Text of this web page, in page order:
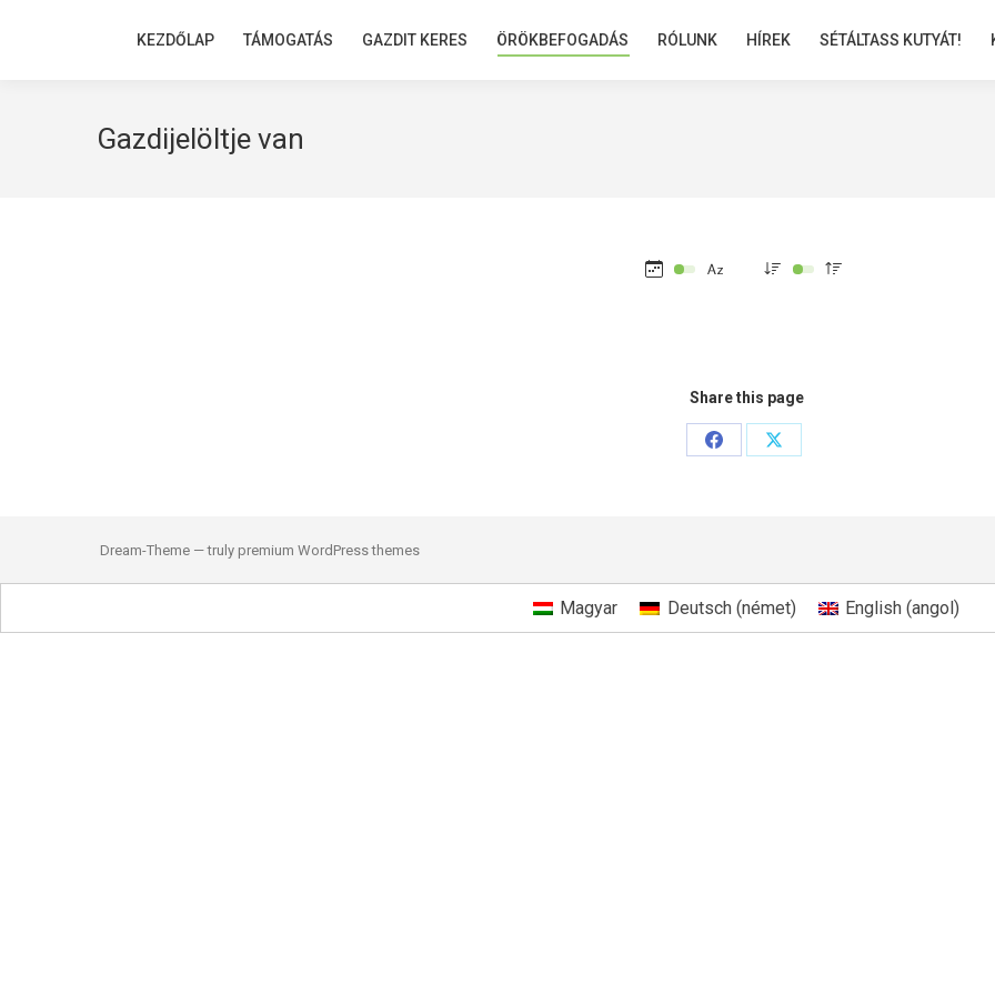
KEZDŐLAP TÁMOGATÁS GAZDIT KERES ÖRÖKBEFOGADÁS RÓLUNK HÍREK SÉTÁLTASS KUTYÁT!
Gazdijelöltje van
Share this page
Share
Share
Dream-Theme — truly premium WordPress themes
Magyar Deutsch(német) English (angol)
KEZDŐLAP TÁMOGATÁS GAZDIT KERES ÖRÖKBEFOGADÁS RÓLUNK HÍREK SÉTÁLTASS KUTYÁT!